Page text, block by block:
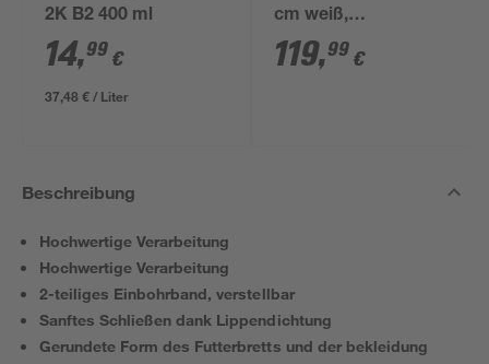
2K B2 400 ml
14,99 €
37,48 € / Liter
cm weiß,
Linksanschlag
119,99 €
Beschreibung
Hochwertige Verarbeitung
Hochwertige Verarbeitung
2-teiliges Einbohrband, verstellbar
Sanftes Schließen dank Lippendichtung
Gerundete Form des Futterbretts und der bekleidung